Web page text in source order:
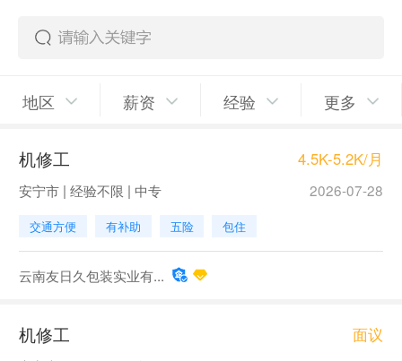
地区 薪资 经验 更多
机修工 4.5K-5.2K/月
安宁市 | 经验不限 | 中专 2026-07-28
交通方便 有补助 五险 包住
云南友日久包装实业有...
机修工 面议